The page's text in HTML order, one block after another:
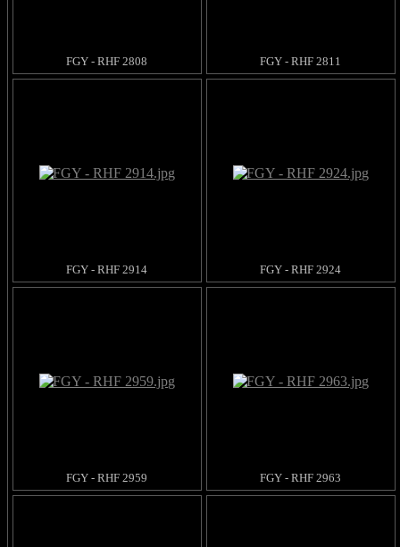
FGY - RHF 2808 FGY - RHF 2811
FGY - RHF 2914 FGY - RHF 2924
FGY - RHF 2959 FGY - RHF 2963